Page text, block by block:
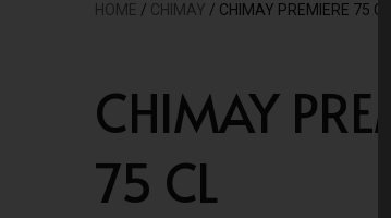
HOME / CHIMAY / CHIMAY PREMIERE 75 CL
CHIMAY
75 CL